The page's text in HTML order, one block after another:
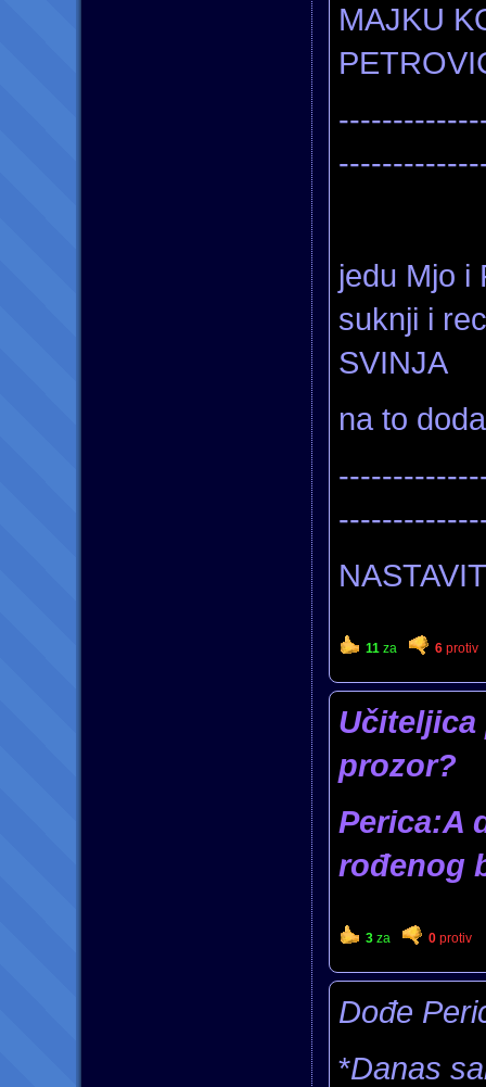
MAJKU
jedu Mjo i
suknji i
SVINJA
na to
11 za 6 protiv
Učiteljica
prozor?
Perica:A
rođenog
3 za 0 protiv
Dođe
*Danas